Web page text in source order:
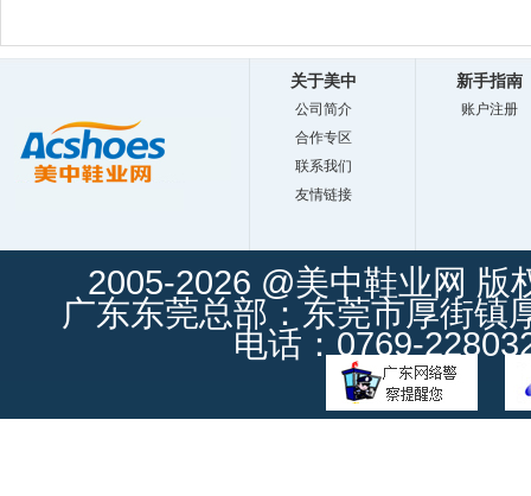
关于美中
公司简介
合作专区
联系我们
友情链接
新手指南
账户注册
2005-2026 @美中鞋业网 版
广东东莞总部：东莞市厚街镇
电话：0769-